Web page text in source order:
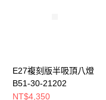
E27複刻版半吸頂八燈
B51-30-21202
NT$4,350